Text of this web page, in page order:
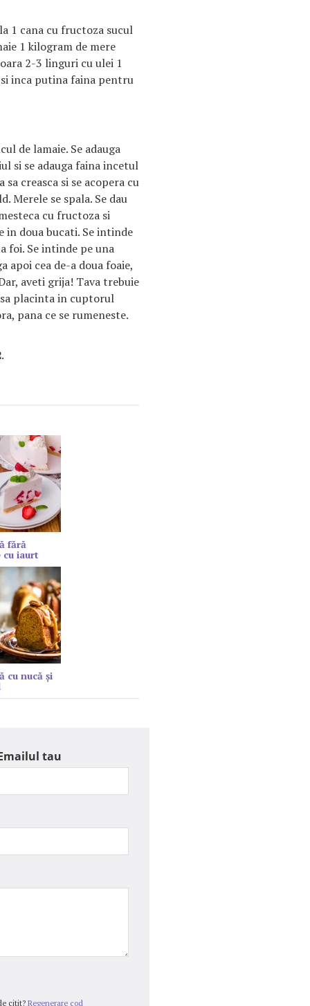
1 cana cu fructoza sucul
1 kilogram de mere
2-3 linguri cu ulei 1
inca putina faina pentru
de lamaie. Se adauga
si se adauga faina incetul
creasca si se acopera cu
Merele se spala. Se dau
cu fructoza si
doua bucati. Se intinde
foi. Se intinde pe una
apoi cea de-a doua foaie,
aveti grija! Tava trebuie
placinta in cuptorul
pana ce se rumeneste.
.
fără
cu iaurt
cu nucă și
tau
citit? Regenerare cod